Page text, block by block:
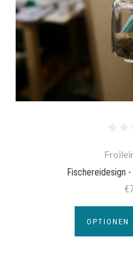
Fischereidesign
OPTIONEN